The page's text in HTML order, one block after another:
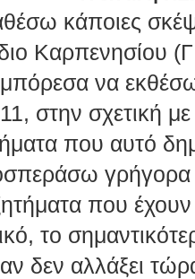
κάποιες
Καρπενησίου
μπόρεσα να
στην σχετική
που αυτό
γρήγορα
που
το
δεν αλλάξει